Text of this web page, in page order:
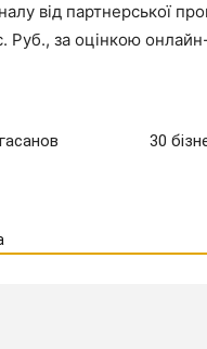
від партнерської
Руб., за оцінкою
30